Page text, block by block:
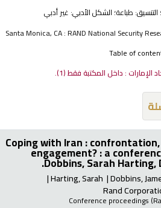
؛ التنسيق: طباعة؛ الشكل الأدبي: غير أدبي
Santa Monica, CA : RAND National Security
Table of
الإمارات : داخل المكتبة فقط(1).
Coping with Iran :
engagement? : a
Dobbins, Sarah Harting,
Dobbins,
Harting, Sarah
Rand
Conference proceedings